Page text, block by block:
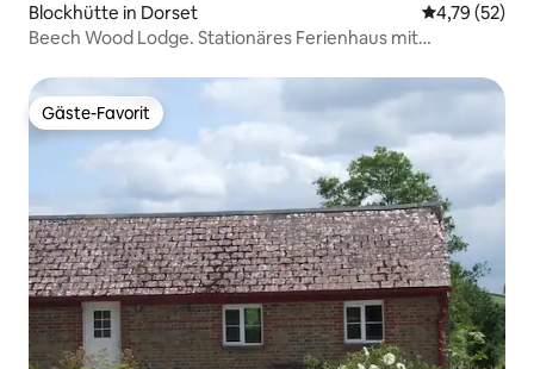
Blockhütte in Dorset
4,79 (52)
Beech Wood Lodge. Stationäres Ferienhaus mit
Gäste-Favorit
Gäste-Favorit